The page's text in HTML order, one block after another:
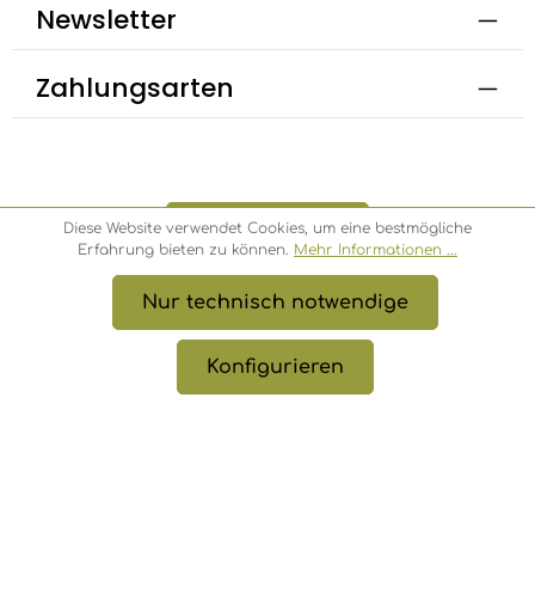
Newsletter
Zahlungsarten
Bestellung widerrufen
© 2026 Bambusbörse
* Alle Preise inkl. gesetzl. Mehrwertsteuer zzgl.
Versandkosten, wenn nicht anders angegeben.
Diese Website verwendet Cookies, um eine bestmögliche
Erfahrung bieten zu können. Mehr Informationen ...
Nur technisch notwendige
Konfigurieren